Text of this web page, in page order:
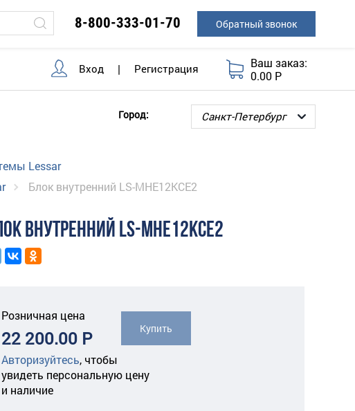
8-800-333-01-70 Обратный звонок
Вход | Регистрация
Ваш заказ:
0.00 Р
Город:
Lessar
Блок внутренний LS-MHE12KCE2
ВНУТРЕННИЙ LS-MHE12KCE2
Розничная цена
22 200.00 Р
Авторизуйтесь, чтобы
увидеть персональную цену
и наличие
Купить